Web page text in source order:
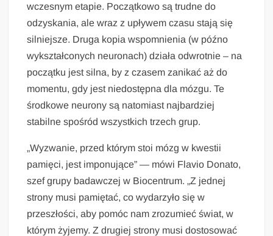
wczesnym etapie. Początkowo są trudne do
odzyskania, ale wraz z upływem czasu stają się
silniejsze. Druga kopia wspomnienia (w późno
wykształconych neuronach) działa odwrotnie – na
początku jest silna, by z czasem zanikać aż do
momentu, gdy jest niedostępna dla mózgu. Te
środkowe neurony są natomiast najbardziej
stabilne spośród wszystkich trzech grup.
„Wyzwanie, przed którym stoi mózg w kwestii
pamięci, jest imponujące” — mówi Flavio Donato,
szef grupy badawczej w Biocentrum. „Z jednej
strony musi pamiętać, co wydarzyło się w
przeszłości, aby pomóc nam zrozumieć świat, w
którym żyjemy. Z drugiej strony musi dostosować